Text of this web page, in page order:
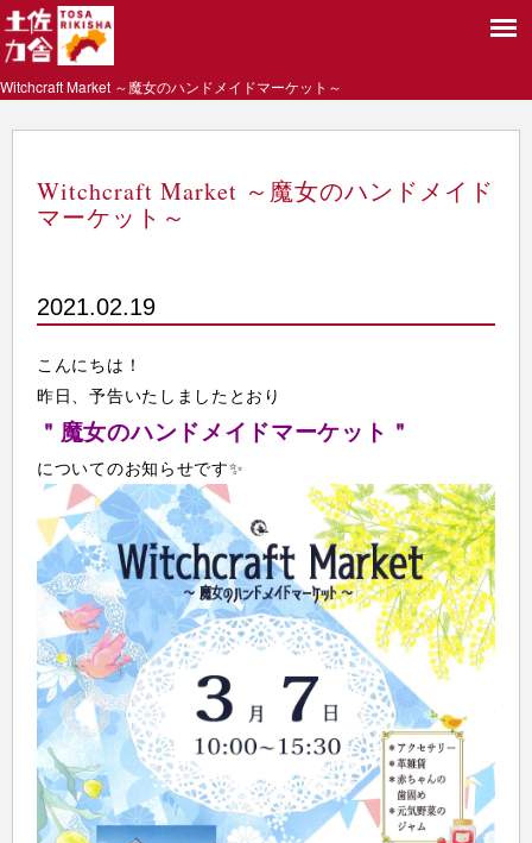
Witchcraft Market ～魔女のハンドメイドマーケット～
Witchcraft Market ～魔女のハンドメイド
マーケット～
2021.02.19
こんにちは！
昨日、予告いたしましたとおり
＂魔女のハンドメイドマーケット＂
についてのお知らせです✨